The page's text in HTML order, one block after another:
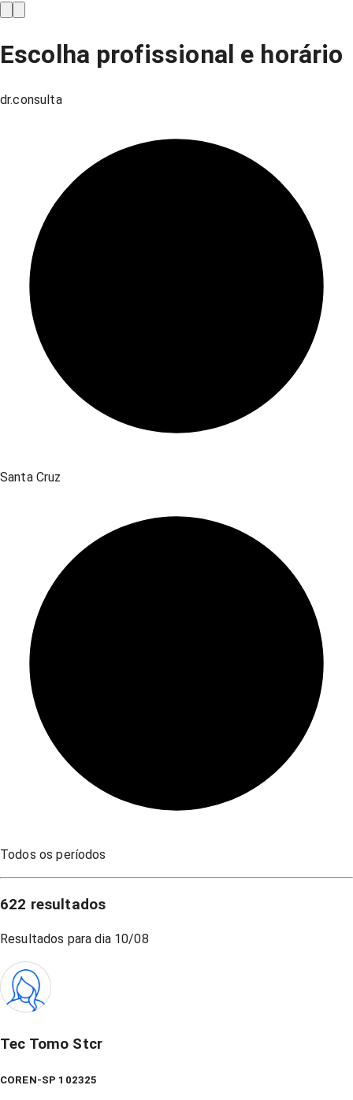
Escolha profissional e horário
dr.consulta
Santa Cruz
Todos os períodos
622 resultados
Resultados para dia 10/08
Tec Tomo Stcr
COREN-SP 102325